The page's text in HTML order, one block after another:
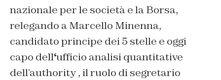
nazionale per le società e la Borsa,
relegando a Marcello Minenna,
candidato principe dei 5 stelle e oggi
capo dell‘ufficio analisi quantitative
dell’authority , il ruolo di segretario